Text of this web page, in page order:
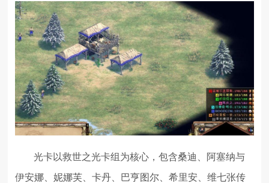
光卡以救世之光卡组为核心，包含桑迪、阿塞纳与
伊安娜、妮娜芙、卡丹、巴亨图尔、希里安、维七张传